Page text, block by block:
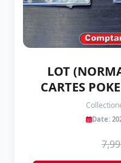
LOT
CARTES
COREEN
Date: